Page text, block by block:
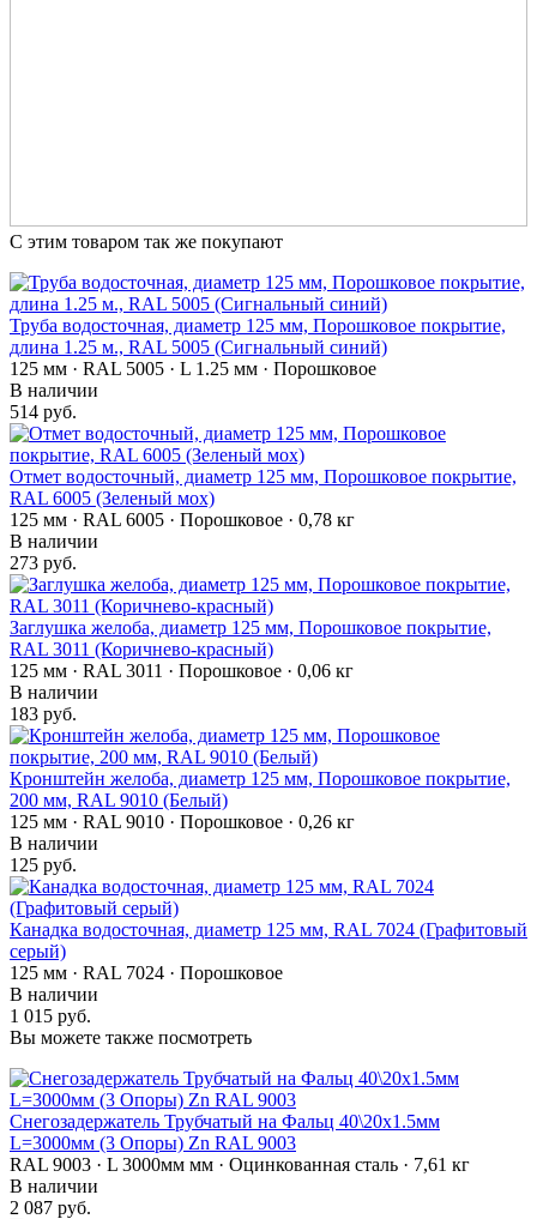
С этим товаром так же покупают
Труба водосточная, диаметр 125 мм, Порошковое покрытие,
длина 1.25 м., RAL 5005 (Сигнальный синий)
125 мм · RAL 5005 · L 1.25 мм · Порошковое
В наличии
514 руб.
Отмет водосточный, диаметр 125 мм, Порошковое покрытие,
RAL 6005 (Зеленый мох)
125 мм · RAL 6005 · Порошковое · 0,78 кг
В наличии
273 руб.
Заглушка желоба, диаметр 125 мм, Порошковое покрытие,
RAL 3011 (Коричнево-красный)
125 мм · RAL 3011 · Порошковое · 0,06 кг
В наличии
183 руб.
Кронштейн желоба, диаметр 125 мм, Порошковое покрытие,
200 мм, RAL 9010 (Белый)
125 мм · RAL 9010 · Порошковое · 0,26 кг
В наличии
125 руб.
Канадка водосточная, диаметр 125 мм, RAL 7024 (Графитовый
серый)
125 мм · RAL 7024 · Порошковое
В наличии
1 015 руб.
Вы можете также посмотреть
Снегозадержатель Трубчатый на Фальц 40\20х1.5мм
L=3000мм (3 Опоры) Zn RAL 9003
RAL 9003 · L 3000мм мм · Оцинкованная сталь · 7,61 кг
В наличии
2 087 руб.